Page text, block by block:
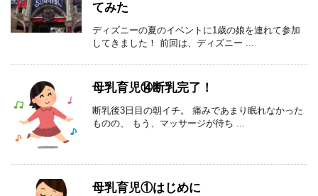
てみた
ディズニーの夏のイベントに1歳の娘を連れて参加
してきました！ 前回は、ディズニー ...
母乳育児⑭断乳完了！
断乳後3日目の朝イチ。 痛みであまり眠れなかった
ものの、 もう、マッサージが待ち ...
母乳育児①はじめに